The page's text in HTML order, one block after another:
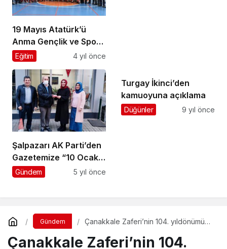
19 Mayıs Atatürk’ü
Anma Gençlik ve Spor
Bayramı törenle
Eğitim 4 yıl önce
Şalpazarı AK Parti’den
Gazetemize “10 Ocak
Çalışan Gazeteciler
Gündem 5 yıl önce
Turgay İkinci’den
kamuoyuna açıklama
Düğünler 9 yıl önce
Gündem
Çanakkale Zaferi’nin 104. yıldönümü
Çanakkale Zaferi’nin 104.